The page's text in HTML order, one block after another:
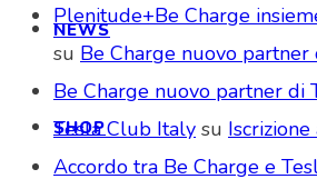
NEWS
SHOP
Plenitude+Be Charge
su Be Charge nuovo
Be Charge nuovo partner di
Tesla Club Italy su
Accordo tra Be Charge e